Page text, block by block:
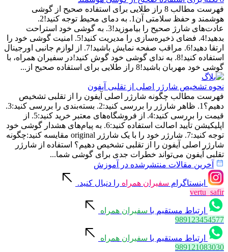
فهرست مطالب 8 راز طلایی برای استفاده صحیح از گوشی
هوشمند و حفظ سلامتی آن1. به دمای محیط توجه کنید!2.
عادت‌های شارژ صحیح را بیاموزید!3. به گوشی خود استراحت
بدهید!4. فضای ذخیره‌سازی را مدیریت کنید!5. امنیت گوشی خود را
ارتقا دهید!6. مراقب صفحه نمایش باشید!7. از لوازم جانبی اورجینال
استفاده کنید!8. به ندای گوشی خود گوش کنید!در سفیران همراه، با
گوشی خود مهربان باشید!8 راز طلایی برای استفاده صحیح از...
نحوه تشخیص شارژر اصلی از تقلبی آیفون
فهرست مطالب چگونه شارژر اصلی آیفون را از تقلبی تشخیص
دهیم؟1. ظاهر شارژر را بررسی کنید:2. بسته‌بندی را بررسی کنید:3.
قیمت را بررسی کنید:4. از فروشگاه‌های معتبر خرید کنید:5. از
اپلیکیشن تأیید اصالت استفاده کنید:6. به پیام‌های هشدار گوشی خود
توجه کنید:7. شارژر خود را با یک شارژر original مقایسه کنید:چگونه
شارژر اصلی آیفون را از تقلبی تشخیص دهیم؟ استفاده از شارژر
تقلبی آیفون می‌تواند خطرات جدی برای گوشی شما...
آخرین مقالات منتشرشده در آموزش
اینستاگرام سفیران همراه را دنبال کنید.
vertu_safir
ارتباط مستقیم با سفیران همراه
989123454577
ارتباط مستقیم با سفیران همراه
989121083030